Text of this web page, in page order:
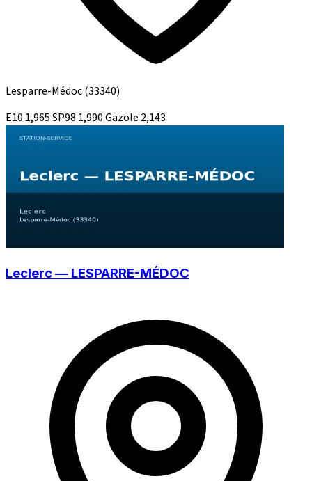
Lesparre-Médoc(33340)
E10 1,965SP98 1,990Gazole 2,143
Leclerc — LESPARRE-MÉDOC